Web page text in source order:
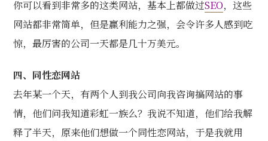
你可以看到非常多的这类网站，基本上都做过SEO，这些
网站都非常简单，但是赢利能力之强，会令许多人感到吃
惊，最厉害的公司一天都是几十万美元。
四、同性恋网站
去年某一个天，有两个人到我公司向我咨询搞网站的事
情，他们问我知道彩虹一族么？我说不知道，他们给我解
释了半天，原来他们想做一个同性恋网站，于是我就用